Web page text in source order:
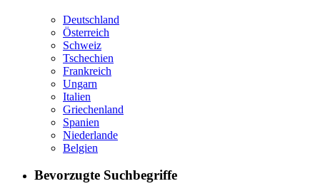
Deutschland
Österreich
Schweiz
Tschechien
Frankreich
Ungarn
Italien
Griechenland
Spanien
Niederlande
Belgien
Bevorzugte Suchbegriffe